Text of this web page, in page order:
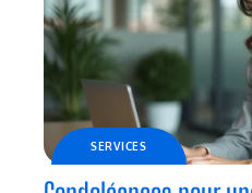
SERVICES